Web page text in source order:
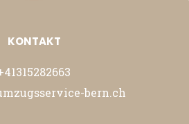
KONTAKT
bern.ch